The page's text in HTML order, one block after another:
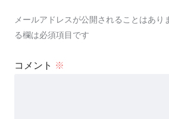
メールアドレスが公開されることはあり
る欄は必須項目です
コメント ※